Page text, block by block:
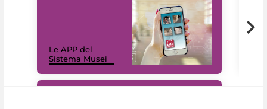
Le APP del
Sistema Musei